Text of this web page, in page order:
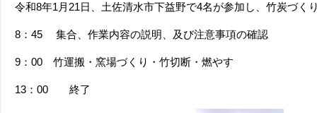
令和8年1月21日、土佐清水市下益野で4名が参加し、竹炭づく
8：45 集合、作業内容の説明、及び注意事項の確認
9：00 竹運搬・窯場づくり・竹切断・燃やす
13：00 終了